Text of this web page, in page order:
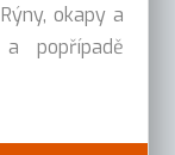
okapy a
popřípadě